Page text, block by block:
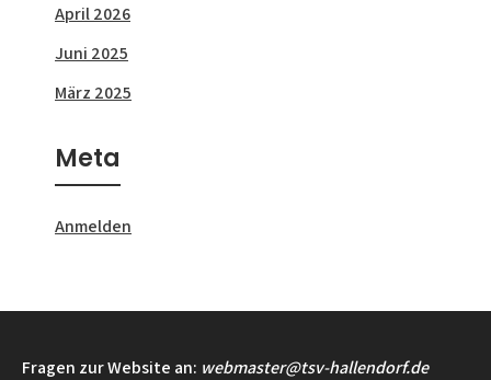
April 2026
Juni 2025
März 2025
Meta
Anmelden
Fragen zur Website an: webmaster@tsv-hallendorf.de